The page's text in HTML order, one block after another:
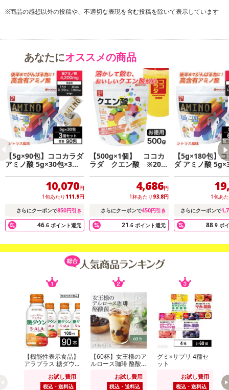
※商品の感想以外の投稿や、不適切な表現を含む投稿を除いて表示しています
あなたにオススメの商品
【5g×90包】ココカラダ
アミノ酸 5g×30包×3個
10,070円
1包あたり 111.9円
さらにクーポンで850円引き
46.6 ポイント還元
【500g×1個】 ココカ
ラダ クエン酸 ※20g
4,686円
1杯あたり 93.8円
さらにクーポンで450円引き
21.6 ポイント還元
【5g×180包】
ダ アミノ酸
1包あ
さらにクーポンで
88.9 ポ
【機能性表示食品】
アラプラス 糖ダウ
お試し費用
税込・送料込
【60杯】女王様のア
ルロース珈琲 酪酸
お試し費用
税込・送料込
グミ×サプリ 4種セ
ット
お試し費用
税込・送料込